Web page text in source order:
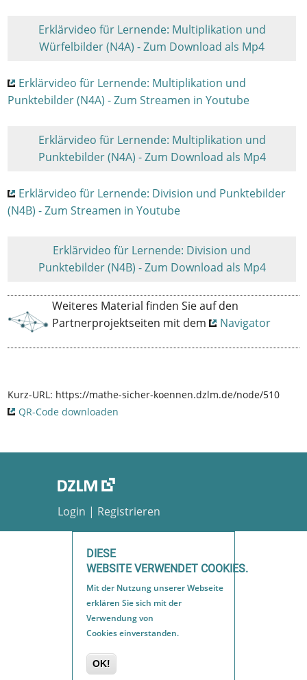
Erklärvideo für Lernende: Multiplikation und
Würfelbilder (N4A) - Zum Download als Mp4
Erklärvideo für Lernende: Multiplikation und
Punktebilder (N4A) - Zum Streamen in Youtube
Erklärvideo für Lernende: Multiplikation und
Punktebilder (N4A) - Zum Download als Mp4
Erklärvideo für Lernende: Division und Punktebilder
(N4B) - Zum Streamen in Youtube
Erklärvideo für Lernende: Division und
Punktebilder (N4B) - Zum Download als Mp4
Weiteres Material finden Sie auf den
Partnerprojektseiten mit dem
Navigator
Kurz-URL: https://mathe-sicher-koennen.dzlm.de/node/510
QR-Code downloaden
Login | Registrieren
Datenschutzerklärung
Barrierefreiheit
Impressum
Sitemap
DIESE
WEBSITE VERWENDET COOKIES.
Mit der Nutzung unserer Webseite
erklären Sie sich mit der
Verwendung von
Cookies einverstanden.
OK!